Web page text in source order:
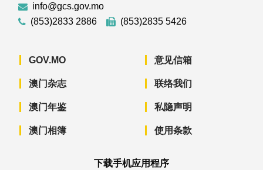
info@gcs.gov.mo
(853)2833 2886
(853)2835 5426
GOV.MO
澳门杂志
澳门年鉴
澳门相簿
意见信箱
联络我们
私隐声明
使用条款
下载手机应用程序